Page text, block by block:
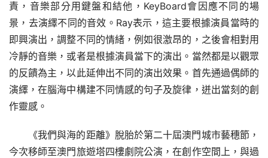
責，音樂部分用鍵盤和結他，KeyBoard會因應不同的場
景，去演繹不同的音效。Ray表示，這主要根據演員當時的
即興演出，調整不同的情緒，例如很激昂的，之後會相對用
冷靜的音樂，或者是根據演員當下的演出。當然都是以觀眾
的反饋為主，以此延伸出不同的演出效果。首先通過偶師的
演繹，在腦海中構建不同情感的句子及旋律，迸出當刻的創
作靈感。
《我們與海的距離》脫胎於第二十屆澳門城市藝穗節，
今次移師至澳門旅遊塔四樓劇院公演，在創作空間上，與過